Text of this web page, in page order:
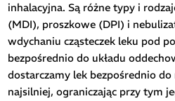
inhalacyjna. Są różne typy i
(MDI), proszkowe (DPI) i
wdychaniu cząsteczek leku pod
bezpośrednio do układu
dostarczamy lek bezpośrednio
najsilniej, ograniczając przy tym